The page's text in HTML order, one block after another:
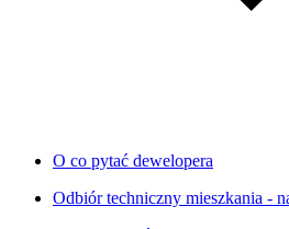
O co pytać dewelopera
Odbiór techniczny mieszkania -